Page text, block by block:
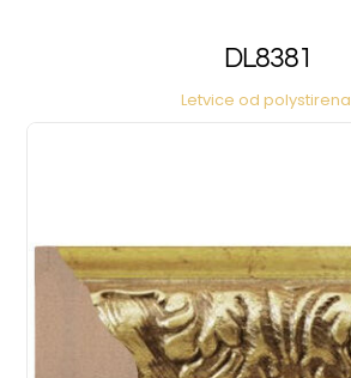
DL8381
Letvice od polystirena